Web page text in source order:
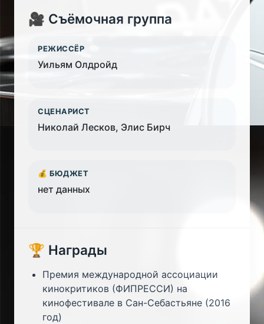
🎥 Съёмочная группа
РЕЖИССЁР
Уильям Олдройд
СЦЕНАРИСТ
Николай Лесков, Элис Бирч
💰 БЮДЖЕТ
нет данных
🏆 Награды
Премия международной ассоциации
кинокритиков (ФИПРЕССИ) на
кинофестивале в Сан-Себастьяне (2016
год)